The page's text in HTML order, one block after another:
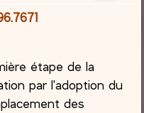
étape de la
par l'adoption du
des